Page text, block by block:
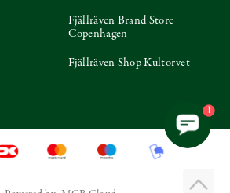
Fjällräven Brand Store
Copenhagen
Fjällräven Shop Kultorvet
1